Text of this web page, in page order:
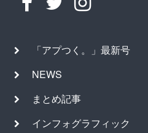
「アプつく。」最新号
NEWS
まとめ記事
インフォグラフィック